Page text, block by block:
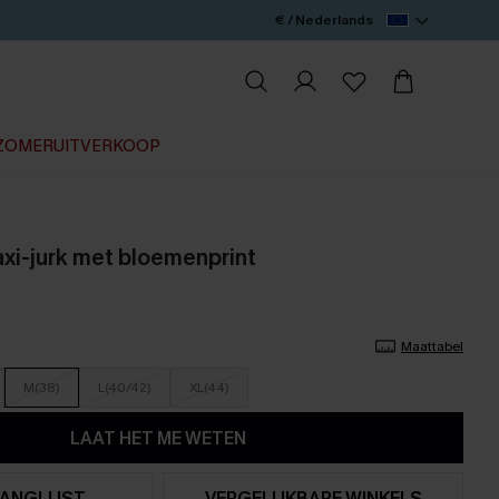
€ / Nederlands
jurk met bloemenprint
Maattabel
M(38) L(40/42) XL(44)
LAAT HET ME WETEN